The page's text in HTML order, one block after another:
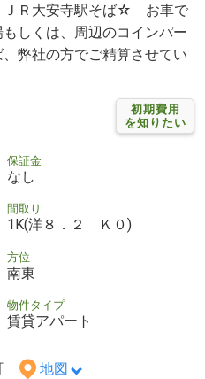
ＪＲ大安寺駅そば☆ お車で
しくは、周辺のコインパー
弊社の方でご精算させてい
初期費用
を知りたい
保証金
なし
間取り
1K(洋８．２ Ｋ０)
方位
南東
物件タイプ
賃貸アパート
地図